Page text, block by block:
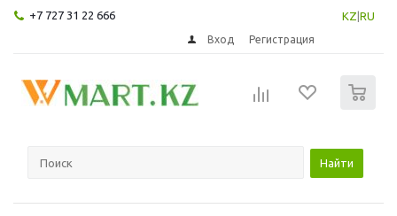
+7 727 31 22 666 KZ RU
Вход Регистрация
Найти